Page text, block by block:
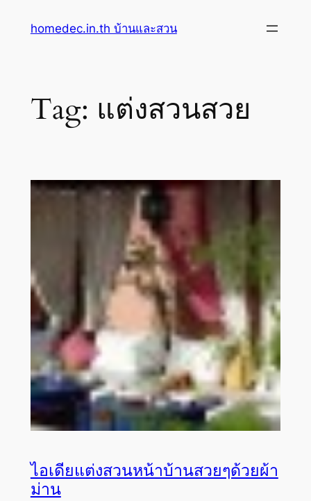
homedec.in.th บ้านและสวน
Tag: แต่งสวนสวย
ไอเดียแต่งสวนหน้าบ้านสวยๆด้วยผ้า
ม่าน